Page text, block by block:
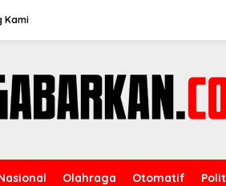
Kami
Olahraga Otomatif